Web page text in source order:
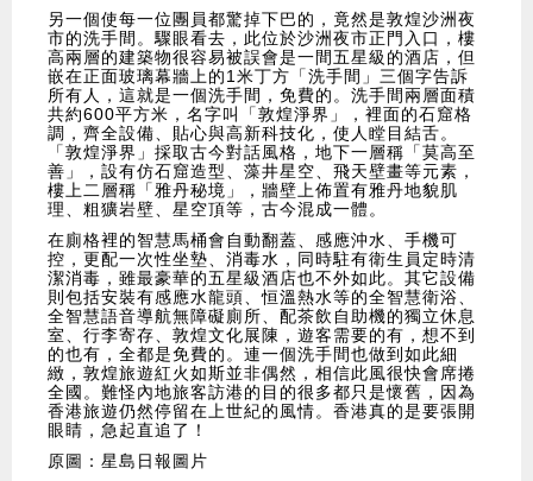
另一個使每一位團員都驚掉下巴的，竟然是敦煌沙洲夜
市的洗手間。驟眼看去，此位於沙洲夜市正門入口，樓
高兩層的建築物很容易被誤會是一間五星級的酒店，但
嵌在正面玻璃幕牆上的1米丁方「洗手間」三個字告訴
所有人，這就是一個洗手間，免費的。洗手間兩層面積
共約600平方米，名字叫「敦煌淨界」，裡面的石窟格
調，齊全設備、貼心與高新科技化，使人瞠目結舌。
「敦煌淨界」採取古今對話風格，地下一層稱「莫高至
善」，設有仿石窟造型、藻井星空、飛天壁畫等元素，
樓上二層稱「雅丹秘境」，牆壁上佈置有雅丹地貌肌
理、粗獷岩壁、星空頂等，古今混成一體。
在廁格裡的智慧馬桶會自動翻蓋、感應沖水、手機可
控，更配一次性坐墊、消毒水，同時駐有衛生員定時清
潔消毒，雖最豪華的五星級酒店也不外如此。其它設備
則包括安裝有感應水龍頭、恒溫熱水等的全智慧衛浴、
全智慧語音導航無障礙廁所、配茶飲自助機的獨立休息
室、行李寄存、敦煌文化展陳，遊客需要的有，想不到
的也有，全都是免費的。連一個洗手間也做到如此細
緻，敦煌旅遊紅火如斯並非偶然，相信此風很快會席捲
全國。難怪內地旅客訪港的目的很多都只是懷舊，因為
香港旅遊仍然停留在上世紀的風情。香港真的是要張開
眼睛，急起直追了！
原圖：星島日報圖片